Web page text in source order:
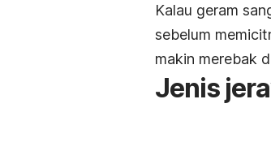
Kalau geram
sebelum
makin merebak
Jenis